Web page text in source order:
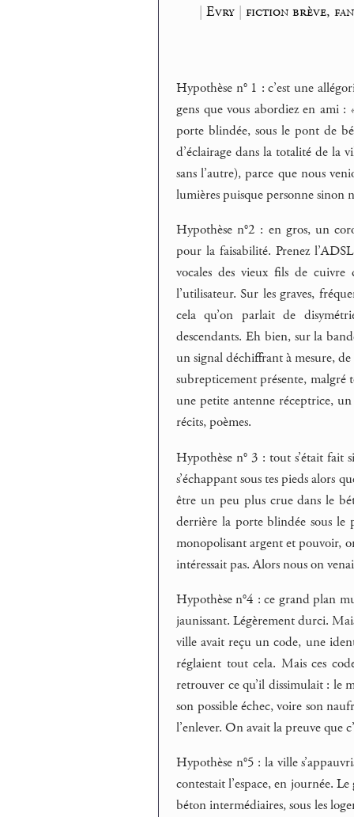
| Evry| fiction brève,
Hypothèse n° 1 : c’est une
gens que vous abordiez en ami
porte blindée, sous le pont de
d’éclairage dans la totalité de la
sans l’autre), parce que nous
lumières puisque personne sinon
Hypothèse n°2 : en gros, un
pour la faisabilité. Prenez
vocales des vieux fils de cuivre
l’utilisateur. Sur les graves,
cela qu’on parlait de
descendants. Eh bien, sur la
un signal déchiffrant à mesure,
subrepticement présente, malgré
une petite antenne réceptrice,
récits, poèmes.
Hypothèse n° 3 : tout s’était fait
s’échappant sous tes pieds alors
être un peu plus crue dans le
derrière la porte blindée sous le
monopolisant argent et pouvoir,
intéressait pas. Alors nous on
Hypothèse n°4 : ce grand plan
jaunissant. Légèrement durci.
ville avait reçu un code, une
réglaient tout cela. Mais ces
retrouver ce qu’il dissimulait : le
son possible échec, voire son
l’enlever. On avait la preuve que
Hypothèse n°5 : la ville
contestait l’espace, en journée.
béton intermédiaires, sous les